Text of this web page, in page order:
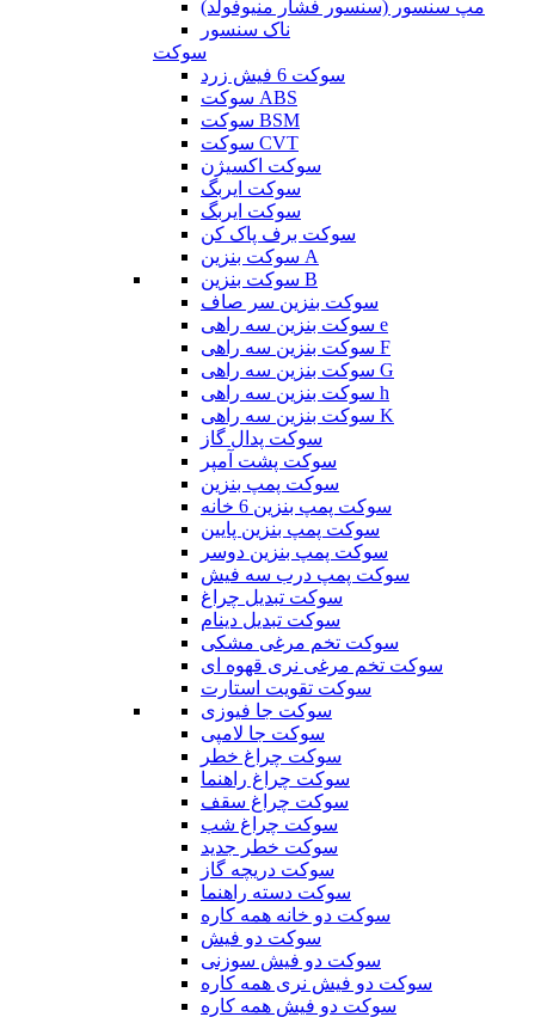
مپ سنسور (سنسور فشار منیوفولد)
ناک سنسور
سوکت
سوکت 6 فیش زرد
سوکت ABS
سوکت BSM
سوکت CVT
سوکت اکسیژن
سوکت ایربگ
سوکت ایربگ
سوکت برف پاک کن
سوکت بنزین A
سوکت بنزین B
سوکت بنزین سر صاف
سوکت بنزین سه راهی e
سوکت بنزین سه راهی F
سوکت بنزین سه راهی G
سوکت بنزین سه راهی h
سوکت بنزین سه راهی K
سوکت پدال گاز
سوکت پشت آمپر
سوکت پمپ بنزین
سوکت پمپ بنزین 6 خانه
سوکت پمپ بنزین پایین
سوکت پمپ بنزین دوسر
سوکت پمپ درب سه فیش
سوکت تبدیل چراغ
سوکت تبدیل دینام
سوکت تخم مرغی مشکی
سوکت تخم مرغی نری قهوه ای
سوکت تقویت استارت
سوکت جا فیوزی
سوکت جا لامپی
سوکت چراغ خطر
سوکت چراغ راهنما
سوکت چراغ سقف
سوکت چراغ شب
سوکت خطر جدید
سوکت دریچه گاز
سوکت دسته راهنما
سوکت دو خانه همه کاره
سوکت دو فیش
سوکت دو فیش سوزنی
سوکت دو فیش نری همه کاره
سوکت دو فیش همه کاره